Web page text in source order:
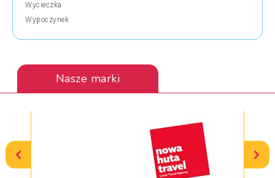
Wycieczka
Wypoczynek
Nasze marki